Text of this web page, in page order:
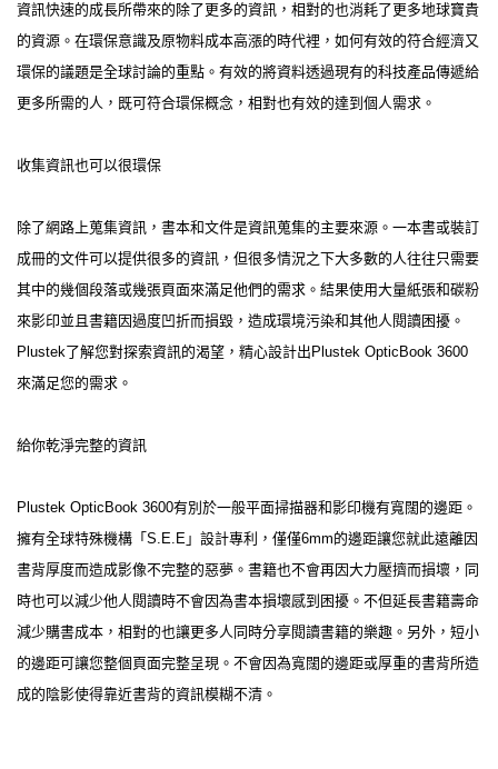
資訊快速的成長所帶來的除了更多的資訊，相對的也消耗了更多地球寶貴
的資源。在環保意識及原物料成本高漲的時代裡，如何有效的符合經濟又
環保的議題是全球討論的重點。有效的將資料透過現有的科技產品傳遞給
更多所需的人，既可符合環保概念，相對也有效的達到個人需求。
收集資訊也可以很環保
除了網路上蒐集資訊，書本和文件是資訊蒐集的主要來源。一本書或裝訂
成冊的文件可以提供很多的資訊，但很多情況之下大多數的人往往只需要
其中的幾個段落或幾張頁面來滿足他們的需求。結果使用大量紙張和碳粉
來影印並且書籍因過度凹折而損毀，造成環境污染和其他人閱讀困擾。
Plustek了解您對探索資訊的渴望，精心設計出Plustek OpticBook 3600
來滿足您的需求。
給你乾淨完整的資訊
Plustek OpticBook 3600有別於一般平面掃描器和影印機有寬闊的邊距。
擁有全球特殊機構「S.E.E」設計專利，僅僅6mm的邊距讓您就此遠離因
書背厚度而造成影像不完整的惡夢。書籍也不會再因大力壓擠而損壞，同
時也可以減少他人閱讀時不會因為書本損壞感到困擾。不但延長書籍壽命
減少購書成本，相對的也讓更多人同時分享閱讀書籍的樂趣。另外，短小
的邊距可讓您整個頁面完整呈現。不會因為寬闊的邊距或厚重的書背所造
成的陰影使得靠近書背的資訊模糊不清。